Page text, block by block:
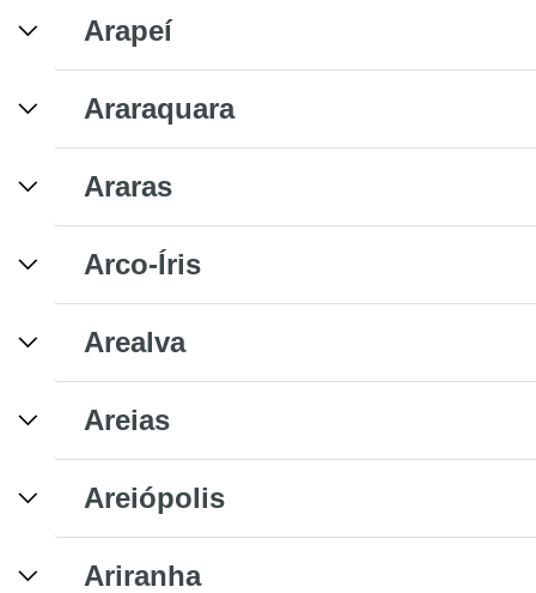
Arapeí
Araraquara
Araras
Arco-Íris
Arealva
Areias
Areiópolis
Ariranha